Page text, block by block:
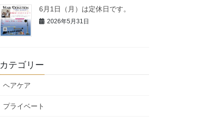
6月1日（月）は定休日です。
2026年5月31日
カテゴリー
ヘアケア
プライベート